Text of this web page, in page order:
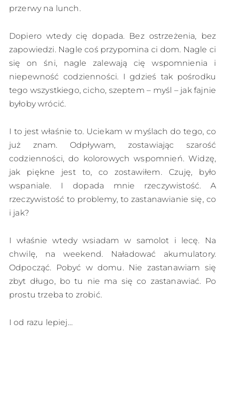
przerwy na lunch.
Dopiero wtedy cię dopada. Bez ostrzeżenia, bez
zapowiedzi. Nagle coś przypomina ci dom. Nagle ci
się on śni, nagle zalewają cię wspomnienia i
niepewność codzienności. I gdzieś tak pośrodku
tego wszystkiego, cicho, szeptem – myśl – jak fajnie
byłoby wrócić.
I to jest właśnie to. Uciekam w myślach do tego, co
już znam. Odpływam, zostawiając szarość
codzienności, do kolorowych wspomnień. Widzę,
jak piękne jest to, co zostawiłem. Czuję, było
wspaniale. I dopada mnie rzeczywistość. A
rzeczywistość to problemy, to zastanawianie się, co
i jak?
I właśnie wtedy wsiadam w samolot i lecę. Na
chwilę, na weekend. Naładować akumulatory.
Odpocząć. Pobyć w domu. Nie zastanawiam się
zbyt długo, bo tu nie ma się co zastanawiać. Po
prostu trzeba to zrobić.
I od razu lepiej…